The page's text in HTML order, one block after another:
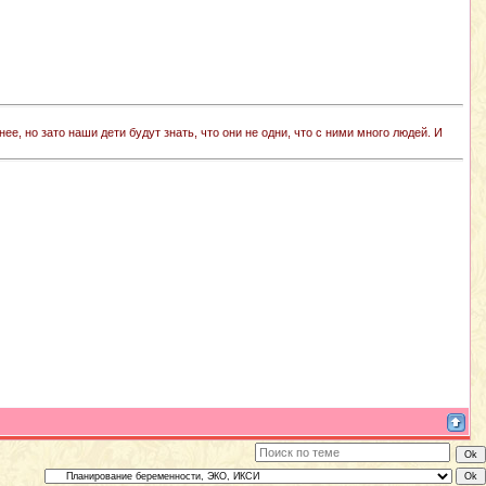
но зато наши дети будут знать, что они не одни, что с ними много людей. И